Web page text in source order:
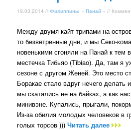
19.03.2014 //Филиппины »Панай » //
Между двумя кайт-трипами на
то безветренные дни, и мы Секо-
новенькими сгоняли на Панай к тем
местечка Тибьяо (Tibiao). Да, там я
сезоне с другом Женей. Это место
Боракае стало вдруг нечего делать
мы скатались не на байках, а как
минивэне. Купались, прыгали,
Из-за обилия молодых человеков в
голых торсов )))Читать далее